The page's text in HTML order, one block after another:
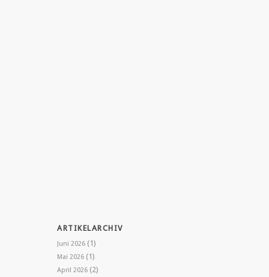
ARTIKELARCHIV
Juni 2026 (1)
Mai 2026 (1)
April 2026 (2)